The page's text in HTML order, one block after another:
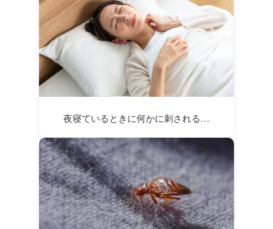
夜寝ているときに何かに刺される…